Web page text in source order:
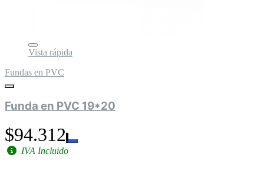
Vista rápida
Fundas en PVC
Funda en PVC 19*20
$94.312
IVA Incluido